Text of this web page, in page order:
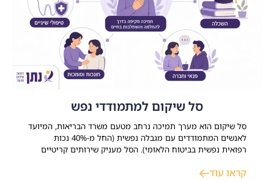
סל שיקום למתמודדי נפש
סל שיקום הוא מערך תמיכה נרחב מטעם משרד הבריאות, המיועד
לאנשים המתמודדים עם מגבלה נפשית (החל מ-40% נכות
רפואית נפשית בביטוח הלאומי). הסל מעניק שירותים קריטיים
ברורה לסייע למשתקמים להשתלב בקהילה ולבנות חיים עצמאיים,
קראו עוד